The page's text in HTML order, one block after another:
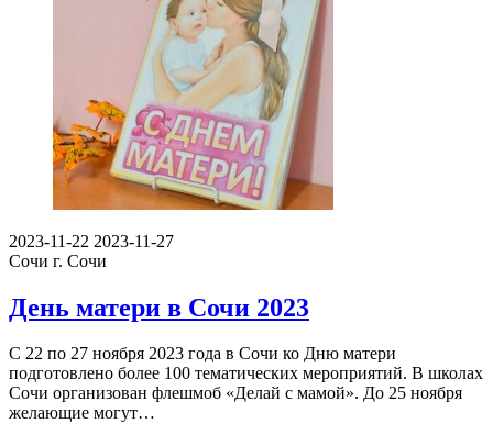
2023-11-22 2023-11-27
Сочи г. Сочи
День матери в Сочи 2023
С 22 по 27 ноября 2023 года в Сочи ко Дню матери
подготовлено более 100 тематических мероприятий. В школах
Сочи организован флешмоб «Делай с мамой». До 25 ноября
желающие могут…